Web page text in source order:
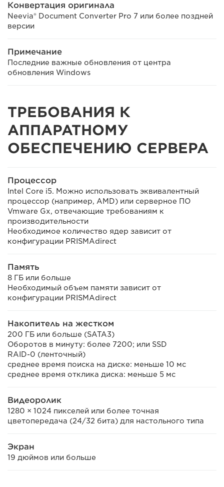
Конвертация оригинала
Neevia® Document Converter Pro 7 или более поздней
версии
Примечание
Последние важные обновления от центра
обновления Windows
ТРЕБОВАНИЯ К
АППАРАТНОМУ
ОБЕСПЕЧЕНИЮ СЕРВЕРА
Процессор
Intel Core i5. Можно использовать эквивалентный
процессор (например, AMD) или серверное ПО
Vmware Gx, отвечающие требованиям к
производительности
Необходимое количество ядер зависит от
конфигурации PRISMAdirect
Память
8 ГБ или больше
Необходимый объем памяти зависит от
конфигурации PRISMAdirect
Накопитель на жестком
200 ГБ или больше (SATA3)
Оборотов в минуту: более 7200; или SSD
RAID-0 (ленточный)
среднее время поиска на диске: меньше 10 мс
среднее время отклика диска: меньше 5 мс
Видеоролик
1280 × 1024 пикселей или более точная
цветопередача (24/32 бита) для настольного типа
Экран
19 дюймов или больше